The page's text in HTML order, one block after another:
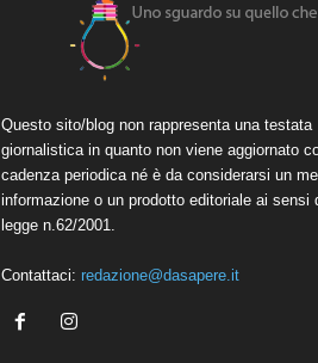
Questo sito/blog non rappresenta una testata
giornalistica in quanto non viene aggiornato
cadenza periodica né è da considerarsi un
informazione o un prodotto editoriale ai sensi
legge n.62/2001.
Contattaci: redazione@dasapere.it